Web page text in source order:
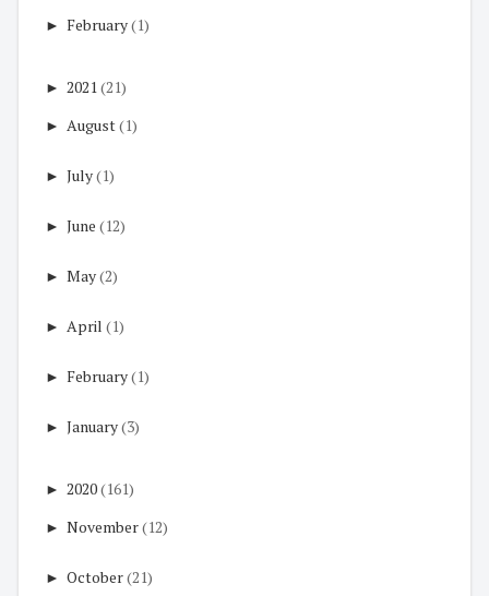
► February(1)
► 2021 (21)
► August(1)
► July(1)
► June (12)
► May(2)
► April (1)
► February(1)
► January(3)
► 2020(161)
► November(12)
► October(21)